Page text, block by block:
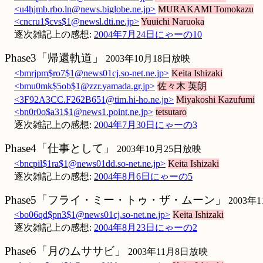
<u4hjmb.rbo.ln@news.biglobe.ne.jp> MURAKAMI Tomokazu
<cncru1$cvs$1@newsl.dti.ne.jp>Yuuichi Naruoka
逐次雑記上の感想: 2004年7月24日にゃーの10
Phase3「帰還軌道」
2003年10月18日放映
<bmrjpm$ro7$1@news01cj.so-net.ne.jp> Keita Ishizaki
<bmu0mk$5ob$1@zzr.yamada.gr.jp> 佐々木 英朗
<3F92A3CC.F262B651@tim.hi-ho.ne.jp> Miyakoshi Kazufumi
<bn0r0o$a31$1@news1.point.ne.jp> tetsutaro
逐次雑記上の感想: 2004年7月30日にゃーの3
Phase4「仕事として」
2003年10月25日放映
<bncpil$1ra$1@news01dd.so-net.ne.jp> Keita Ishizaki
逐次雑記上の感想: 2004年8月6日にゃーの5
Phase5「フライ・ミー・トゥ・ザ・ムーン」
2003年
<bo06qd$pn3$1@news01cj.so-net.ne.jp> Keita Ishizaki
逐次雑記上の感想: 2004年8月23日にゃーの2
Phase6「月のムササビ」
2003年11月8日放映